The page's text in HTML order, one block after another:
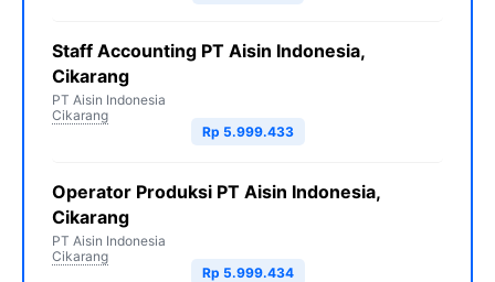
Staff Accounting PT Aisin Indonesia,
Cikarang
PT Aisin Indonesia
Cikarang
Rp 5.999.433
Operator Produksi PT Aisin Indonesia,
Cikarang
PT Aisin Indonesia
Cikarang
Rp 5.999.434